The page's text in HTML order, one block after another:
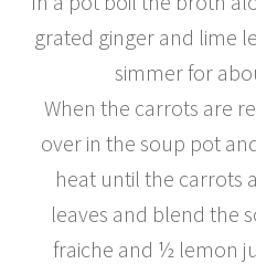
grated ginger and lime
simmer for
When the carrots are
over in the soup pot
heat until the carrots
leaves and blend the
fraiche and ½ lemon